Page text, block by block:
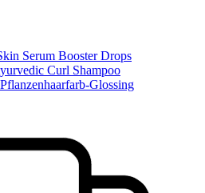
Serum Booster Drops
Curl Shampoo
Glossing